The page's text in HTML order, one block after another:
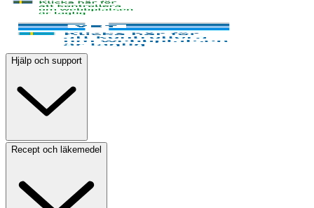
Hjälp och support
Recept och läkemedel